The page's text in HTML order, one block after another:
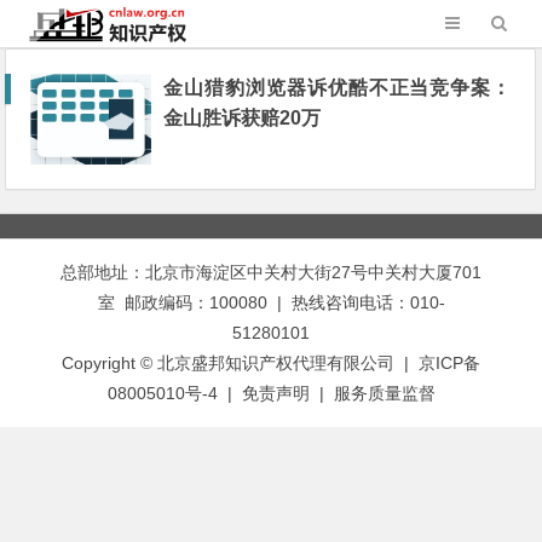
金山猎豹浏览器诉优酷不正当竞争案：
金山胜诉获赔20万
总部地址：北京市海淀区中关村大街27号中关村大厦701
室 邮政编码：100080 | 热线咨询电话：010-
51280101
Copyright © 北京盛邦知识产权代理有限公司 | 京ICP备
08005010号-4 | 免责声明 | 服务质量监督